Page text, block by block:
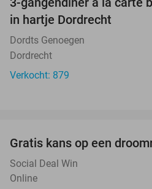
in hartje Dordrecht
Dordts Genoegen
Dordrecht
Verkocht: 879
Gratis kans op een
Social Deal Win
Online